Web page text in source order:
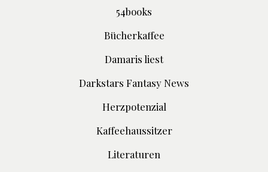
54books
Bücherkaffee
Damaris liest
Darkstars Fantasy News
Herzpotenzial
Kaffeehaussitzer
Literaturen